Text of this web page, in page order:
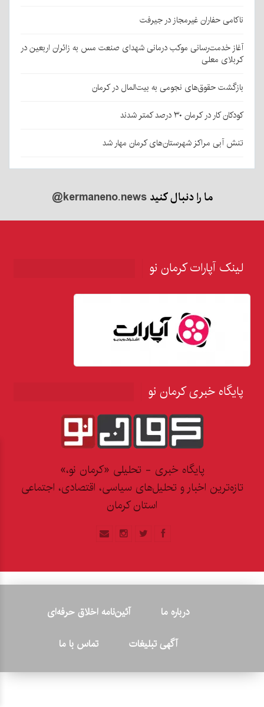
ناکامی حفاران غیرمجاز در جیرفت
آغاز خدمت‌رسانی موکب درمانی شهدای صنعت مس به زائران اربعین در
کربلای معلی
بازگشت حقوق‌های نجومی به بیت‌المال در کرمان
کودکان کار در کرمان ۳۰ درصد کمتر شدند
تنش آبی مراکز شهرستان‌های کرمان مهار شد
ما را دنبال کنید@kermaneno.news
لینک آپارات کرمان نو
پایگاه خبری کرمان نو
پایگاه خبری - تحلیلی «کرمان نو،»
تازه‌ترین اخبار و تحلیل‌های سیاسی، اقتصادی، اجتماعی
استان کرمان
درباره ما
آئین‌نامه اخلاق حرفه‌ای
آگهی تبلیغات
تماس با ما